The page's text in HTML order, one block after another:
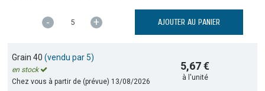
- + AJOUTER AU PANIER
Grain 40(vendu par 5)
en stock
Chez vous à partir de (prévue) 13/08/2026
5,67 €
à l'unité